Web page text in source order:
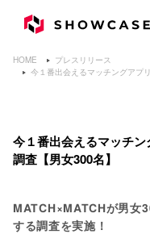
HOME
プレスリリース
今１番出会えるマッチングアプ
今１番出会えるマッチ
調査【男女300名】
MATCH×MATCHが男女
する調査を実施！